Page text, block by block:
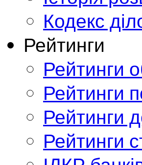
Кодекс
Рейтинги
Рейтинги
Рейтинги
Рейтинги
Рейтинги